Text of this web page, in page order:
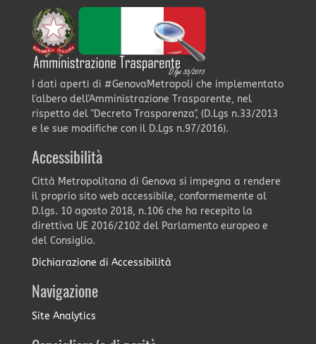
I dati aperti di #GenovaMetropoli che implementato
l'albero dell'Amministrazione Trasparente, nel
rispetto del "Decreto Trasparenza", (D.Lgs n.33/2013
e le sue modifiche con il D.Lgs n.97/2016).
Accessibilità
Città Metropolitana di Genova si impegna a rendere
il proprio sito web accessibile, conformemente al
D.lgs. 10 agosto 2018, n.106 che ha recepito la
direttiva UE 2016/2102 del Parlamento europeo e
del Consiglio.
Dichiarazione di Accessibilità
Navigazione
Site Analytics